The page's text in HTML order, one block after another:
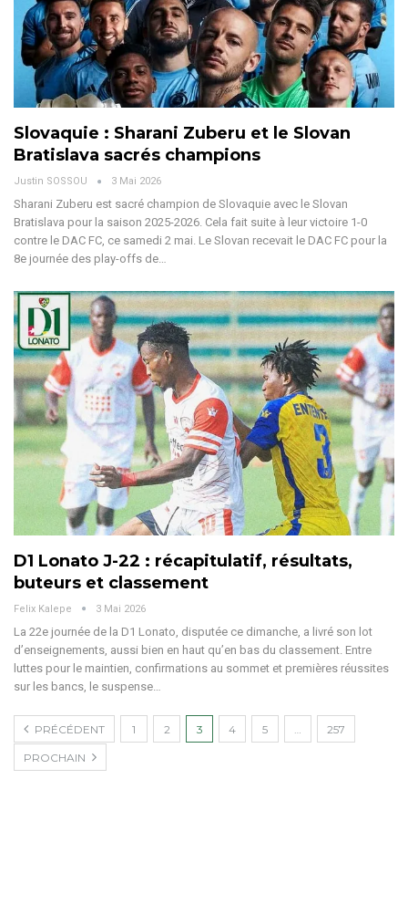
Slovaquie : Sharani Zuberu et le Slovan
Bratislava sacrés champions
Justin SOSSOU 3 Mai 2026
Sharani Zuberu est sacré champion de Slovaquie avec le Slovan
Bratislava pour la saison 2025-2026. Cela fait suite à leur victoire 1-0
contre le DAC FC, ce samedi 2 mai. Le Slovan recevait le DAC FC pour la
8e journée des play-offs de…
D1 Lonato J-22 : récapitulatif, résultats,
buteurs et classement
Felix Kalepe 3 Mai 2026
La 22e journée de la D1 Lonato, disputée ce dimanche, a livré son lot
d’enseignements, aussi bien en haut qu’en bas du classement. Entre
luttes pour le maintien, confirmations au sommet et premières réussites
sur les bancs, le suspense
PRÉCÉDENT 1 2 3 4 5 257
PROCHAIN